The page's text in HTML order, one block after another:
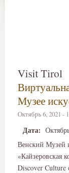
Visit Tirol
Музее
Октябрь 6, 2021 -
Дата:
Венский Музей
«Кайзеровская
Discover Culture